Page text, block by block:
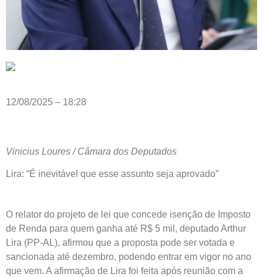
12/08/2025 – 18:28
Vinicius Loures / Câmara dos Deputados
Lira: “É inevitável que esse assunto seja aprovado”
O relator do projeto de lei que concede isenção de Imposto
de Renda para quem ganha até R$ 5 mil, deputado Arthur
Lira (PP-AL), afirmou que a proposta pode ser votada e
sancionada até dezembro, podendo entrar em vigor no ano
que vem. A afirmação de Lira foi feita após reunião com a